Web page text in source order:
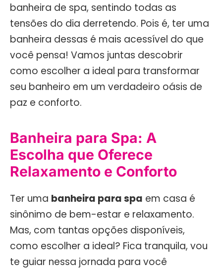
banheira de spa, sentindo todas as
tensões do dia derretendo. Pois é, ter uma
banheira dessas é mais acessível do que
você pensa! Vamos juntas descobrir
como escolher a ideal para transformar
seu banheiro em um verdadeiro oásis de
paz e conforto.
Banheira para Spa: A
Escolha que Oferece
Relaxamento e Conforto
Ter uma banheira para spa em casa é
sinônimo de bem-estar e relaxamento.
Mas, com tantas opções disponíveis,
como escolher a ideal? Fica tranquila, vou
te guiar nessa jornada para você